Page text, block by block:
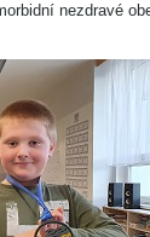
nezdravé